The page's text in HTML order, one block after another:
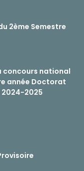
2ème Semestre
concours national
année Doctorat
2024-2025